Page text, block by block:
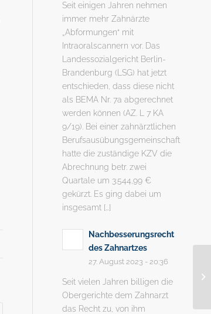
Seit einigen Jahren nehmen
immer mehr Zahnärzte
„Abformungen“ mit
Intraoralscannern vor. Das
Landessozialgericht Berlin-
Brandenburg (LSG) hat jetzt
entschieden, dass diese nicht
als BEMA Nr. 7a abgerechnet
werden können (AZ. L 7 KA
9/19). Bei einer zahnärztlichen
Berufsausübungsgemeinschaft
hatte die zuständige KZV die
Abrechnung betr. zwei
Quartale um 3.544,99 €
gekürzt. Es ging dabei um
insgesamt […]
Nachbesserungsrecht
des Zahnartzes
27. August 2023 - 20:36
Seit vielen Jahren billigen die
Obergerichte dem Zahnarzt
das Recht zu, von ihm